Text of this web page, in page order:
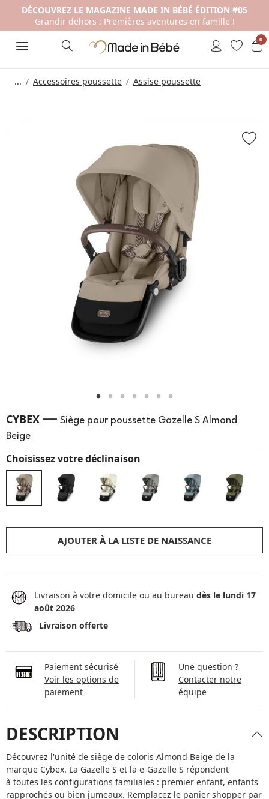
DÉCOUVREZ LE MAGAZINE MADE IN BÉBÉ ÉDITION #05
Grandir dehors : Premières aventures en famille !
0
... Accessoires poussette Assise poussette
CYBEX — Siège pour poussette Gazelle S Almond
Beige
Choisissez votre déclinaison
AJOUTER À LA LISTE DE NAISSANCE
Livraison à votre domicile ou au bureaudès le lundi 17
août 2026
Livraison offerte
Paiement sécurisé
Voir les options de
paiement
Une question ?
Contacter notre
équipe
DESCRIPTION
Découvrez l'unité de siège de coloris Almond Beige de la
marque Cybex. La Gazelle S et la e-Gazelle S répondent
à toutes les configurations familiales : premier enfant, enfants
rapprochés ou bien jumeaux. Remplacez le panier shopper par